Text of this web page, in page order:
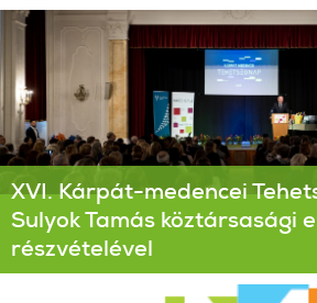
XVI. Kárpát-medencei
Sulyok Tamás köztársasági
részvételével